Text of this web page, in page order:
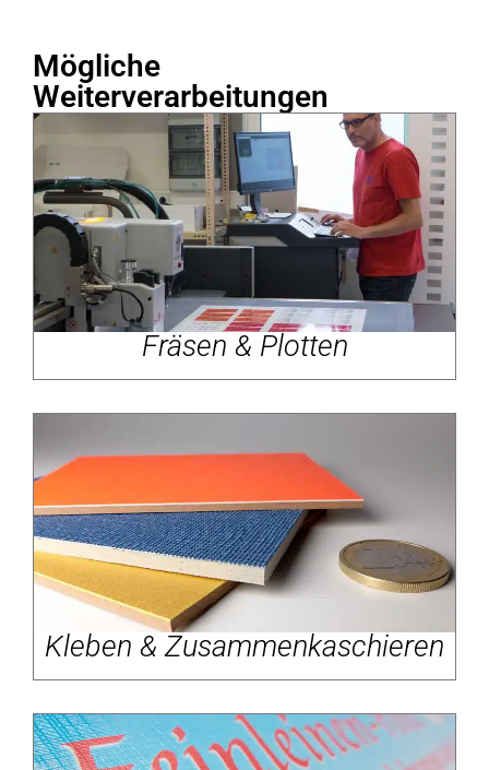
Mögliche
Weiterverarbeitungen
Fräsen & Plotten
Kleben & Zusammenkaschieren